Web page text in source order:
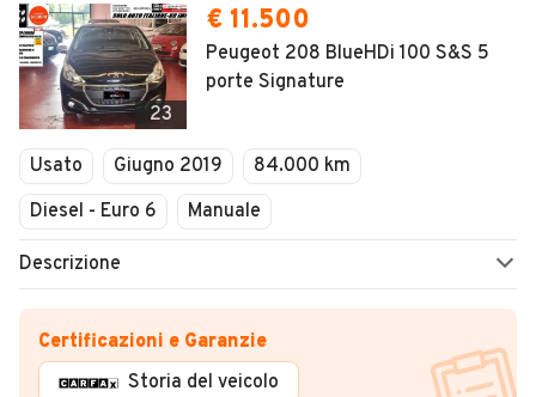
23
€ 11.500
Peugeot 208 BlueHDi 100 S&S 5
porte Signature
Usato Giugno 2019
84.000 km
Diesel - Euro 6
Manuale
Descrizione
Certificazioni e Garanzie
Storia del veicolo